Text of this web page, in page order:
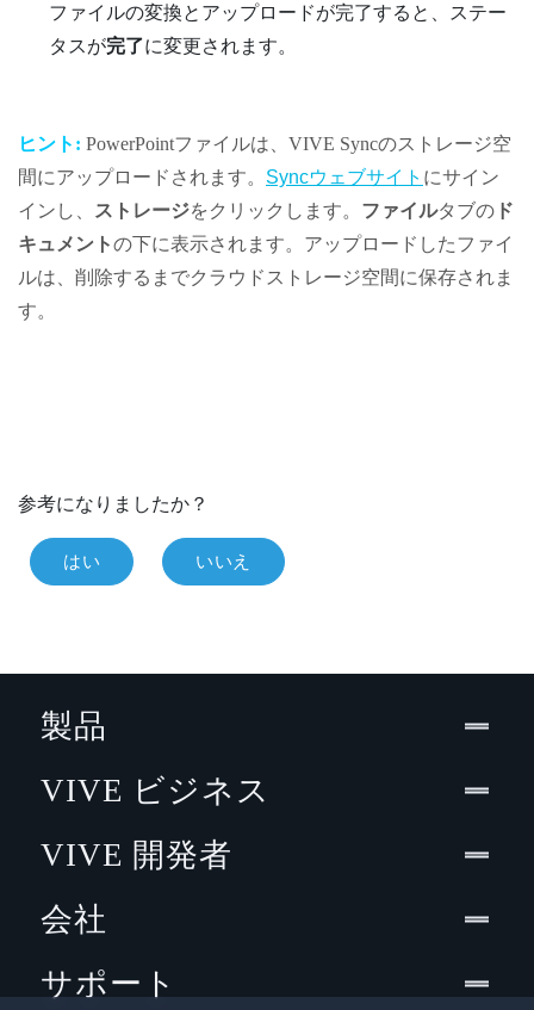
ファイルの変換とアップロードが完了すると、ステー
タスが完了に変更されます。
ヒント: PowerPointファイルは、 VIVE Syncのストレージ空
間にアップロードされます。 Syncウェブサイト にサイン
インし、
ストレージをクリックします。 ファイルタブの ド
キュメントの下に表示されます。アップロードしたファイ
ルは、削除するまでクラウドストレージ空間に保存されま
す。
参考になりましたか？
はい いいえ
製品
VIVE ビジネス
VIVE 開発者
会社
サポート